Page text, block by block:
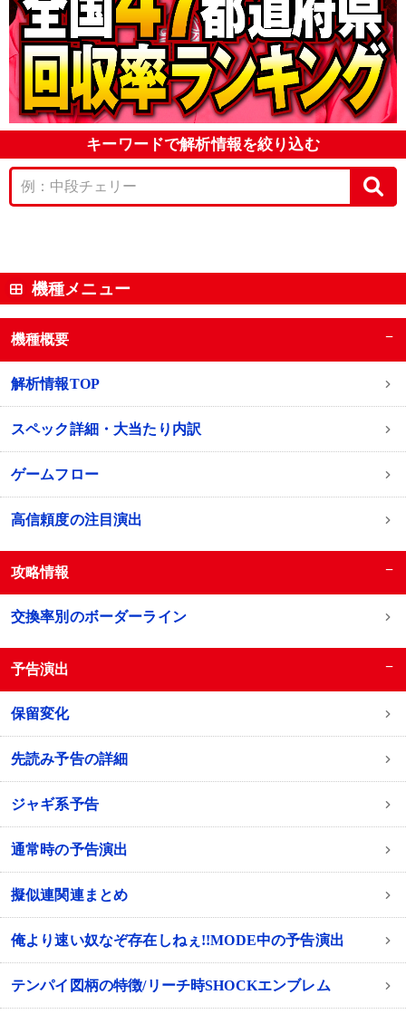
キーワードで解析情報を絞り込む
機種メニュー
機種概要 −
解析情報TOP
スペック詳細・大当たり内訳
ゲームフロー
高信頼度の注目演出
攻略情報 −
交換率別のボーダーライン
予告演出 −
保留変化
先読み予告の詳細
ジャギ系予告
通常時の予告演出
擬似連関連まとめ
俺より速い奴なぞ存在しねぇ!!MODE中の予告演出
テンパイ図柄の特徴/リーチ時SHOCKエンブレム